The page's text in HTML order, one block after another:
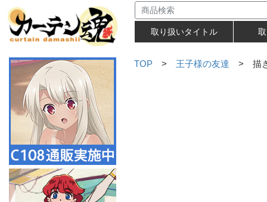
取り扱いタイトル
TOP > 王子様の友達 > 描き